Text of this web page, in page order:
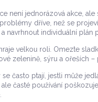
není jednorázová akce,
dříve, než se
navrhnout individuální plán
velkou roli. Omezte
zelenině, sýru a ořeších
se často ptají, jestli může
ale časté používání